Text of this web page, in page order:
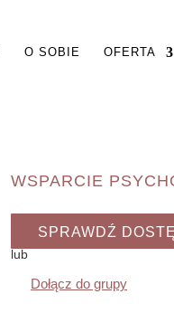
O SOBIE OFERTA
WSPARCIE
SPRAWDŹ
lub
Dołącz do grupy